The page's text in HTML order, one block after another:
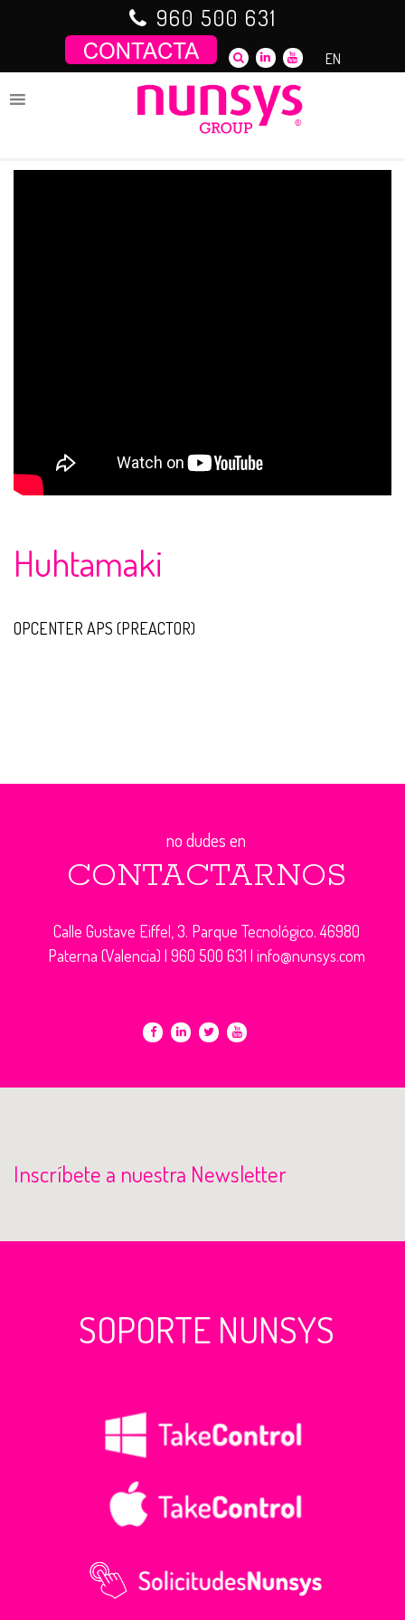
960 500 631
EN
Huhtamaki
OPCENTER APS (PREACTOR)
no dudes en
CONTACTARNOS
Calle Gustave Eiffel, 3. Parque Tecnológico. 46980
Paterna (Valencia) | 960 500 631 | info@nunsys.com
Inscríbete a nuestra Newsletter
SOPORTE NUNSYS